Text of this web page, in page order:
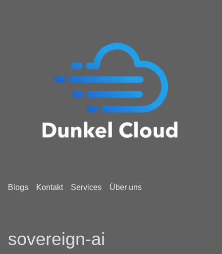
Blogs Kontakt Services Über uns
sovereign-ai